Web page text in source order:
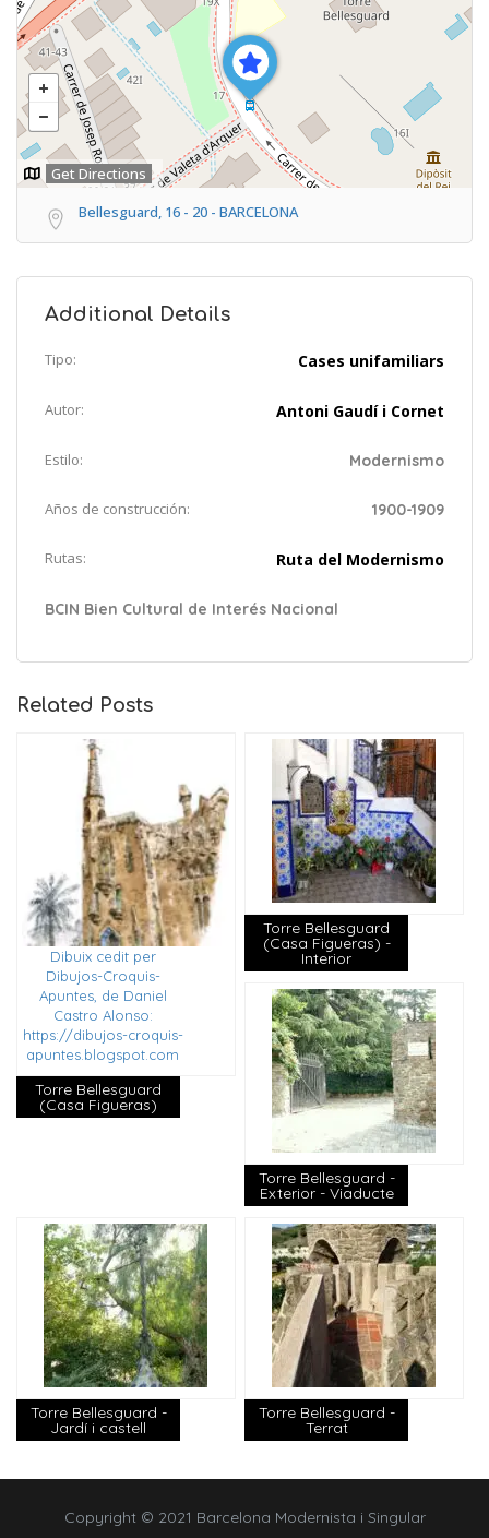
Get Directions
Bellesguard, 16 - 20 - BARCELONA
Additional Details
Tipo: Cases unifamiliars
Autor: Antoni Gaudí i Cornet
Estilo: Modernismo
Años de construcción: 1900-1909
Rutas: Ruta del Modernismo
BCIN Bien Cultural de Interés Nacional
Related Posts
Dibuix cedit per
Dibujos-Croquis-
Apuntes, de Daniel
Castro Alonso:
https://dibujos-croquis-
apuntes.blogspot.com
Torre Bellesguard
(Casa Figueras)
Torre Bellesguard
(Casa Figueras) -
Interior
Torre Bellesguard -
Exterior - Viaducte
Torre Bellesguard -
Jardí i castell
Torre Bellesguard -
Terrat
Copyright © 2021 Barcelona Modernista i Singular